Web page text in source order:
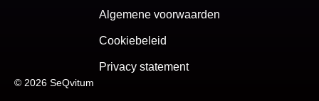
© 2026 SeQvitum
Algemene voorwaarden
Cookiebeleid
Privacy statement